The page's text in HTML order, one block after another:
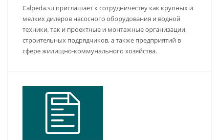
Calpeda.su приглашает к сотрудничеству как крупных и
мелких дилеров насосного оборудования и водной
техники, так и проектные и монтажные организации,
строительных подрядчиков, а также предприятий в
сфере жилищно-коммунального хозяйства.